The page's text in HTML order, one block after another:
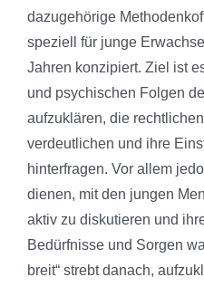
dazugehörige
speziell für junge
Jahren konzipiert. Ziel ist
und psychischen Folgen
aufzuklären, die
verdeutlichen und ihre
hinterfragen. Vor allem
dienen, mit den jungen
aktiv zu diskutieren und
Bedürfnisse und Sorgen
breit“ strebt danach,